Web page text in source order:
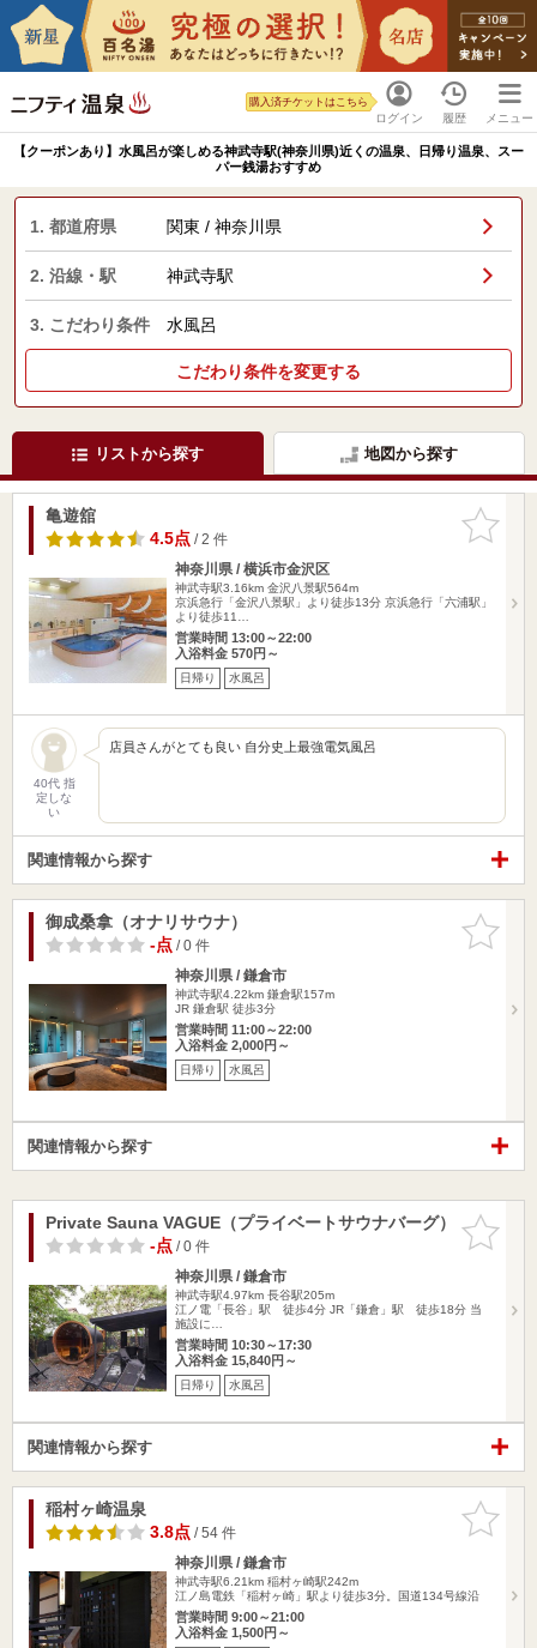
ログイン
購入済チケットはこちら
履歴 メニュー
【クーポンあり】水風呂が楽しめる神武寺駅(神奈川県)近くの温泉、日帰り温泉、スー
パー銭湯おすすめ
1. 都道府県 関東 / 神奈川県
2. 沿線・駅 神武寺駅
3. こだわり条件 水風呂
こだわり条件を変更する
リストから探す 地図から探す
お気に入
りに追加
亀遊舘
4.5点/ 2 件
神奈川県 / 横浜市金沢区
神武寺駅3.16km 金沢八景駅564m
京浜急行「金沢八景駅」より徒歩13分 京浜急行「六浦駅」
より徒歩11…
営業時間 13:00～22:00
入浴料金 570円～
日帰り 水風呂
40代 指
定しな
い
店員さんがとても良い 自分史上最強電気風呂
関連情報から探す
お気に入
りに追加
御成桑拿（オナリサウナ）
-点/ 0 件
神奈川県 / 鎌倉市
神武寺駅4.22km 鎌倉駅157m
JR 鎌倉駅 徒歩3分
営業時間 11:00～22:00
入浴料金 2,000円～
日帰り 水風呂
関連情報から探す
お気に入
りに追加
Private Sauna VAGUE（プライベートサウナバーグ）
-点/ 0 件
神奈川県 / 鎌倉市
神武寺駅4.97km 長谷駅205m
江ノ電「長谷」駅 徒歩4分 JR「鎌倉」駅 徒歩18分 当
施設に…
営業時間 10:30～17:30
入浴料金 15,840円～
日帰り 水風呂
関連情報から探す
お気に入
りに追加
稲村ヶ崎温泉
3.8点/ 54 件
神奈川県 / 鎌倉市
神武寺駅6.21km 稲村ヶ崎駅242m
江ノ島電鉄「稲村ヶ崎」駅より徒歩3分。国道134号線沿
営業時間 9:00～21:00
入浴料金 1,500円～